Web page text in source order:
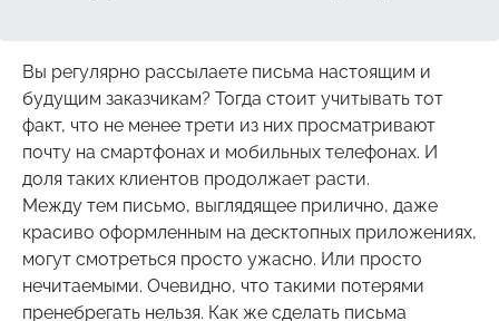
Вы регулярно рассылаете письма настоящим и
будущим заказчикам? Тогда стоит учитывать тот
факт, что не менее трети из них просматривают
почту на смартфонах и мобильных телефонах. И
доля таких клиентов продолжает расти.
Между тем письмо, выглядящее прилично, даже
красиво оформленным на десктопных приложениях,
могут смотреться просто ужасно. Или просто
нечитаемыми. Очевидно, что такими потерями
пренебрегать нельзя. Как же сделать письма